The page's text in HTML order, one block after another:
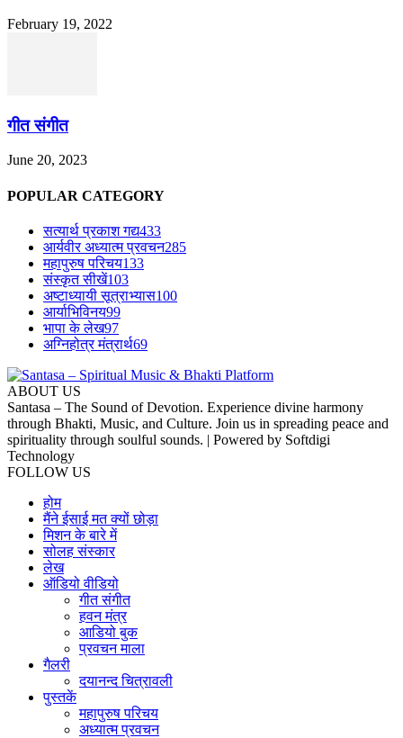
February 19, 2022
गीत संगीत
June 20, 2023
POPULAR CATEGORY
सत्यार्थ प्रकाश गद्य433
आर्यवीर अध्यात्म प्रवचन285
महापुरुष परिचय133
संस्कृत सीखें103
अष्टाध्यायी सूत्राभ्यास100
आर्याभिविनय99
भापा के लेख97
अग्निहोत्र मंत्रार्थ69
ABOUT US
Santasa – The Sound of Devotion. Experience divine harmony
through Bhakti, Music, and Culture. Join us in spreading peace and
spirituality through soulful sounds. | Powered by Softdigi
Technology
FOLLOW US
होम
मैंने ईसाई मत क्यों छोड़ा
मिशन के बारे में
सोलह संस्कार
लेख
ऑडियो वीडियो
गीत संगीत
हवन मंत्र
आडियो बुक
प्रवचन माला
गैलरी
दयानन्द चित्रावली
पुस्तकें
महापुरुष परिचय
अध्यात्म प्रवचन